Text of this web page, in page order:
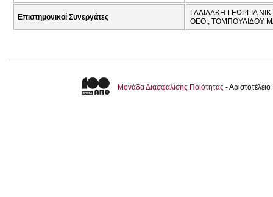
Επιστημονικοί Συνεργάτες
ΓΑΛΙΔΑΚΗ ΓΕΩΡΓΙΑ
ΘΕΟ., ΤΟΜΠΟΥΛΙΔΟΥ
Μονάδα Διασφάλισης Ποιότητας -